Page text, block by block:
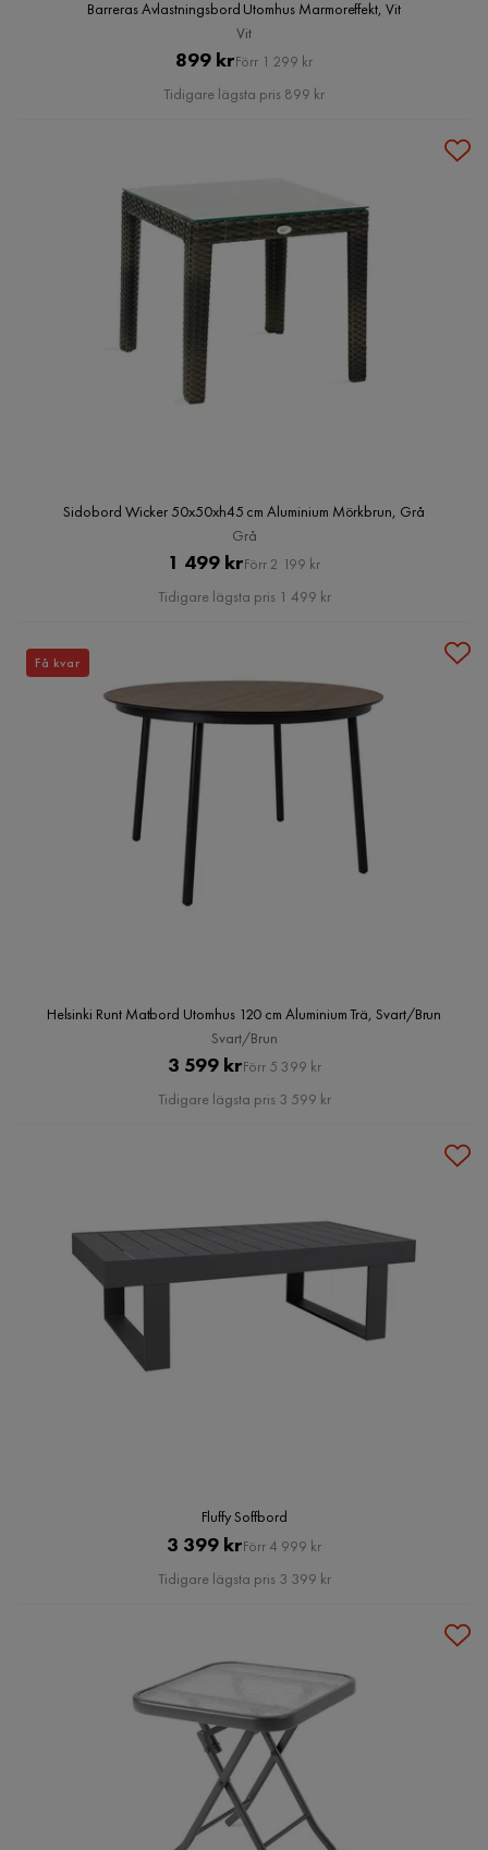
Barreras Avlastningsbord Utomhus Marmoreffekt, Vit
Vit
Pris
899 kr Original
Pris
Förr 1 299 kr
Tidigare lägsta pris 899 kr
Sidobord Wicker 50x50xh45 cm Aluminium Mörkbrun, Grå
Grå
Pris
1 499 krOriginal
Pris
Förr 2 199 kr
Tidigare lägsta pris 1 499 kr
Helsinki Runt Matbord Utomhus 120 cm Aluminium Trä, Svart/Brun
Svart/Brun
Pris
3 599 krOriginal
Pris
Förr 5 399 kr
Tidigare lägsta pris 3 599 kr
Få kvar
Fluffy Soffbord
Pris
3 399 krOriginal
Pris
Förr 4 999 kr
Tidigare lägsta pris 3 399 kr